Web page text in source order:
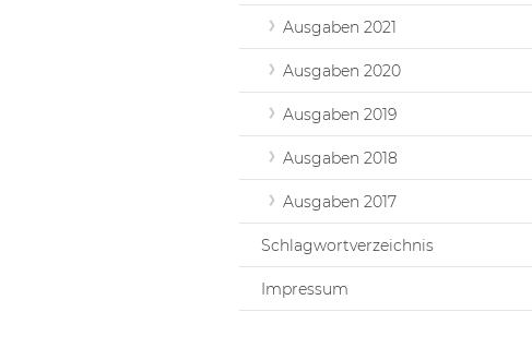
Ausgaben 2021
Ausgaben 2020
Ausgaben 2019
Ausgaben 2018
Ausgaben 2017
Schlagwortverzeichnis
Impressum